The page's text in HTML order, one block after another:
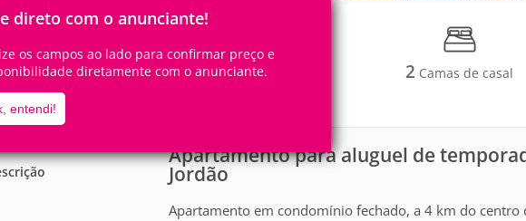
direto com o anunciante!
os campos ao lado para confirmar preço e
diretamente com o anunciante.
entendi!
6Pessoas 2Quartos 2 Camas de casal
Apartamento para aluguel de
Jordão
Apartamento em condomínio fechado, a 4 km do centro